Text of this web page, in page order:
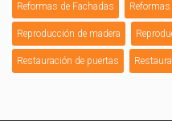
Reformas de Fachadas Reformas
Reproducción de madera
Restauración de puertas